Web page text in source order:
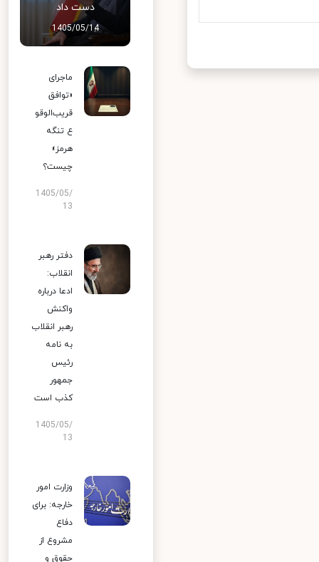
دست داد
1405/05/14
ماجرای
«توافق
قریب‌الوقو
ع تنگه
هرمز»
چیست؟
1405/05/
13
دفتر رهبر
انقلاب:
ادعا درباره
واکنش
رهبر انقلاب
به نامه
رئیس
جمهور
کذب است
1405/05/
13
وزارت امور
خارجه: برای
دفاع
مشروع از
حقوق و